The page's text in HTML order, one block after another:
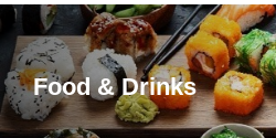
Food & Drinks